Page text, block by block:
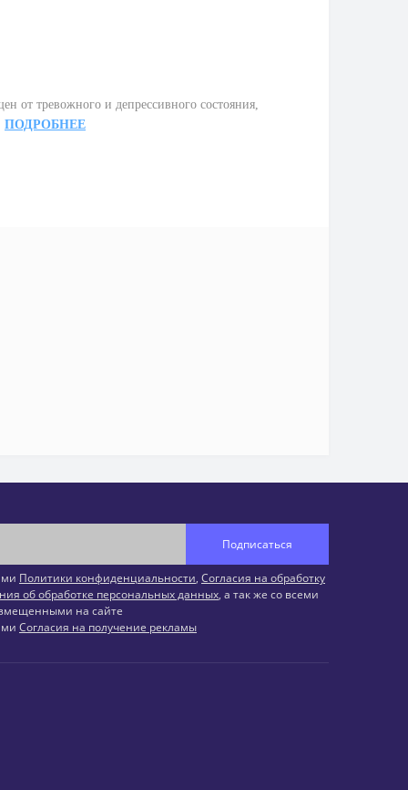
от тревожного и депрессивного состояния,
ПОДРОБНЕЕ
Подписаться
Политики конфиденциальности, Согласия на обработку
об обработке персональных данных, а так же со всеми
на сайте
Согласия на получение рекламы